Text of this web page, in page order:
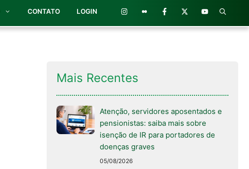
CONTATO LOGIN
Mais Recentes
Atenção, servidores aposentados e
pensionistas: saiba mais sobre
isenção de IR para portadores de
doenças graves
05/08/2026